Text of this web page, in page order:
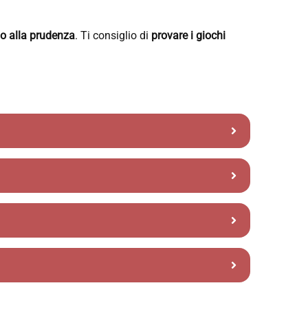
alla prudenza. Ti consiglio di provare i giochi